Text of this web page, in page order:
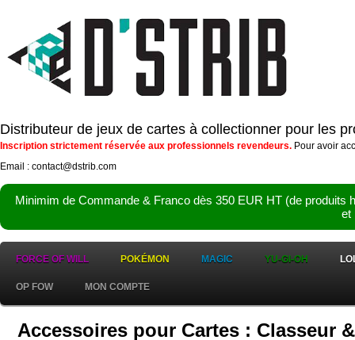
Distributeur de jeux de cartes à collectionner pour les
Inscription strictement réservée aux professionnels revendeurs. Pour avoir
Email : contact@dstrib.com
Minimim de Commande & Franco dès 350 EUR HT (de
et
FORCE OF WILL POKÉMON MAGIC YU-GI-OH
OP FOW MON COMPTE
Accessoires pour Cartes : Classeur